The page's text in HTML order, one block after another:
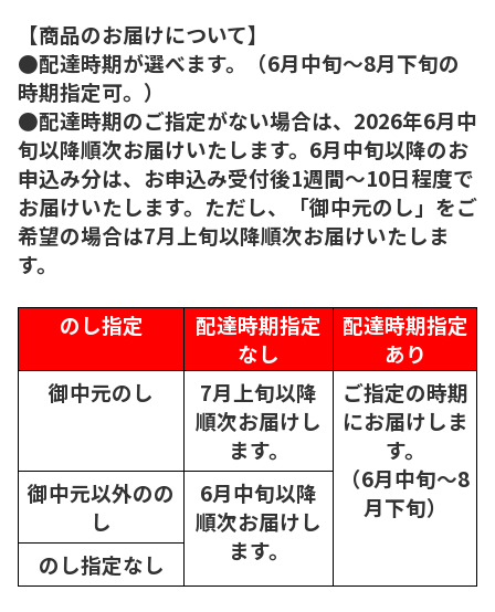
【商品のお届けについて】
●配達時期が選べます。（6月中旬～8月下旬の
時期指定可。）
●配達時期のご指定がない場合は、2026年6月中
旬以降順次お届けいたします。6月中旬以降のお
申込み分は、お申込み受付後1週間～10日程度で
お届けいたします。ただし、「御中元のし」をご
希望の場合は7月上旬以降順次お届けいたしま
す。
のし指定
配達時期指定
なし
配達時期指定
あり
御中元のし
7月上旬以降
順次お届けし
ます。
ご指定の時期
にお届けしま
す。
（6月中旬～8
月下旬）
御中元以外のの
し
6月中旬以降
順次お届けし
ます。
のし指定なし